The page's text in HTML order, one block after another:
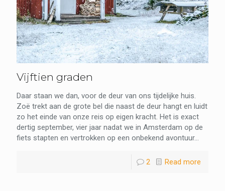
Vijftien graden
Daar staan we dan, voor de deur van ons tijdelijke huis.
Zoë trekt aan de grote bel die naast de deur hangt en luidt
zo het einde van onze reis op eigen kracht. Het is exact
dertig september, vier jaar nadat we in Amsterdam op de
fiets stapten en vertrokken op een onbekend avontuur...
2 Read more